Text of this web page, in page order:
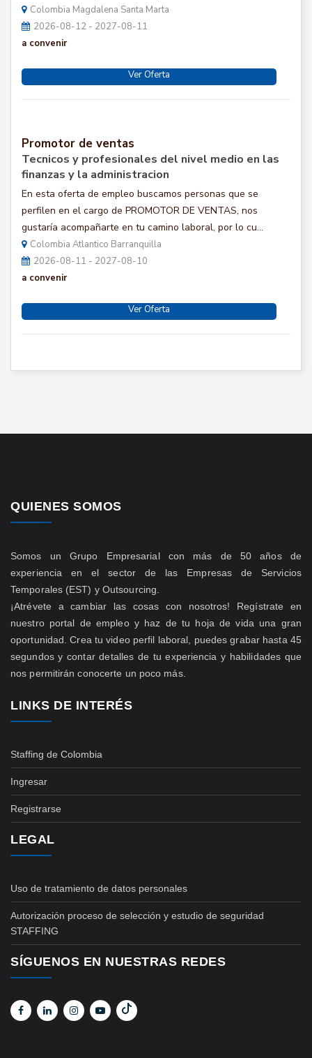
Colombia Magdalena Santa Marta
2026-08-12 - 2027-08-11
a convenir
Ver Oferta
Promotor de ventas
Tecnicos y profesionales del nivel medio en las
finanzas y la administracion
En esta oferta de empleo buscamos personas que se
perfilen en el cargo de PROMOTOR DE VENTAS, nos
gustaría acompañarte en tu camino laboral, por lo cu...
Colombia Atlantico Barranquilla
2026-08-11 - 2027-08-10
a convenir
Ver Oferta
QUIENES SOMOS
Somos un Grupo Empresarial con más de 50 años de
experiencia en el sector de las Empresas de Servicios
Temporales (EST) y Outsourcing.
¡Atrévete a cambiar las cosas con nosotros! Regístrate en
nuestro portal de empleo y haz de tu hoja de vida una gran
oportunidad. Crea tu video perfil laboral, puedes grabar hasta 45
segundos y contar detalles de tu experiencia y habilidades que
nos permitirán conocerte un poco más.
LINKS DE INTERÉS
Staffing de Colombia
Ingresar
Registrarse
LEGAL
Uso de tratamiento de datos personales
Autorización proceso de selección y estudio de seguridad
STAFFING
SÍGUENOS EN NUESTRAS REDES